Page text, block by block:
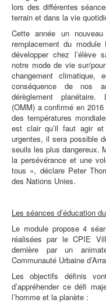
lors des différentes
terrain et dans la vie
Cette année un
remplacement du
développer chez l’élève
notre mode de vie sur/
changement climatique,
conséquence de nos
dérèglement planétaire.
(OMM) a confirmé en
des températures
est clair qu’il faut agir
urgentes, il sera possible
seuils les plus dangereux.
la persévérance et une
tous », déclare Peter
des Nations Unies.
Les séances d’éducation
Le module propose 4
réalisées par le CPIE
dernière par un
Communauté Urbaine
Les objectifs définis
d’appréhender ce défi
l’homme et la planète :